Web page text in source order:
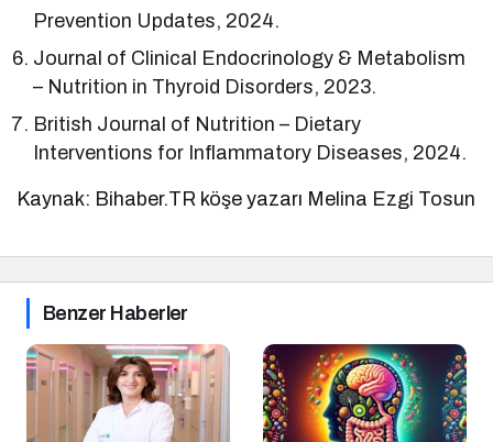
Prevention Updates, 2024.
Journal of Clinical Endocrinology & Metabolism
– Nutrition in Thyroid Disorders, 2023.
British Journal of Nutrition – Dietary
Interventions for Inflammatory Diseases, 2024.
Kaynak: Bihaber.TR köşe yazarı Melina Ezgi Tosun
Benzer Haberler